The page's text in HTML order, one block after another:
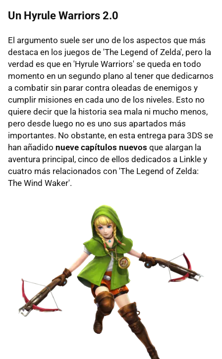
Un Hyrule Warriors 2.0
El argumento suele ser uno de los aspectos que más
destaca en los juegos de 'The Legend of Zelda', pero la
verdad es que en 'Hyrule Warriors' se queda en todo
momento en un segundo plano al tener que dedicarnos
a combatir sin parar contra oleadas de enemigos y
cumplir misiones en cada uno de los niveles. Esto no
quiere decir que la historia sea mala ni mucho menos,
pero desde luego no es uno sus apartados más
importantes. No obstante, en esta entrega para 3DS se
han añadido nueve capítulos nuevos que alargan la
aventura principal, cinco de ellos dedicados a Linkle y
cuatro más relacionados con 'The Legend of Zelda:
The Wind Waker'.